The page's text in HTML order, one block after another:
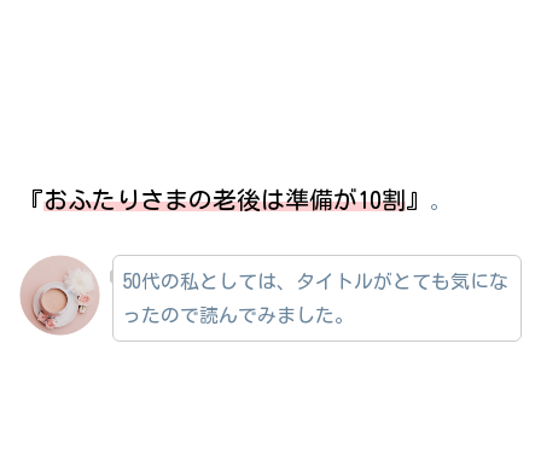
『おふたりさまの老後は準備が10割 』 。
50代の私としては、タイトルがとても気にな
ったので読んでみました。